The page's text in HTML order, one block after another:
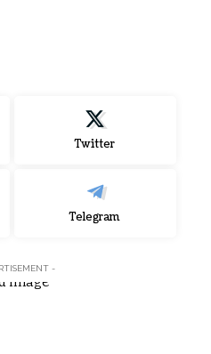
Twitter
Telegram
-